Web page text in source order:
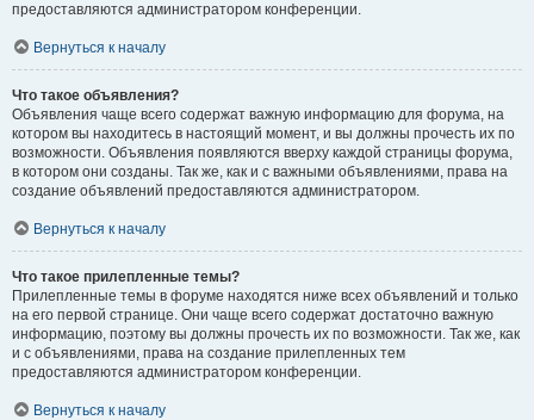
предоставляются администратором конференции.
Вернуться к началу
Что такое объявления?
Объявления чаще всего содержат важную информацию для форума, на
котором вы находитесь в настоящий момент, и вы должны прочесть их по
возможности. Объявления появляются вверху каждой страницы форума,
в котором они созданы. Так же, как и с важными объявлениями, права на
создание объявлений предоставляются администратором.
Вернуться к началу
Что такое прилепленные темы?
Прилепленные темы в форуме находятся ниже всех объявлений и только
на его первой странице. Они чаще всего содержат достаточно важную
информацию, поэтому вы должны прочесть их по возможности. Так же, как
и с объявлениями, права на создание прилепленных тем
предоставляются администратором конференции.
Вернуться к началу